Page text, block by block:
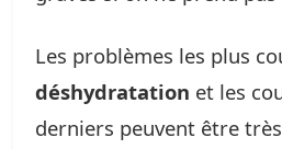
Les problèmes les plus
déshydratation et les
derniers peuvent être